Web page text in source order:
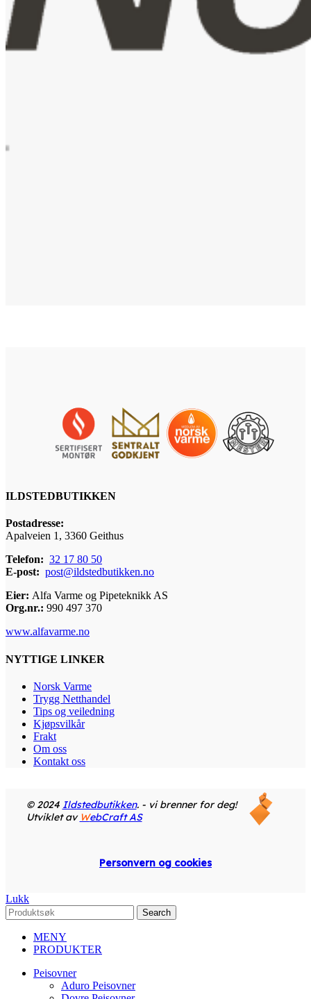
ILDSTEDBUTIKKEN
Postadresse:
Apalveien 1, 3360 Geithus
Telefon: 32 17 80 50
E-post: post@ildstedbutikken.no
Eier: Alfa Varme og Pipeteknikk AS
Org.nr.: 990 497 370
www.alfavarme.no
NYTTIGE LINKER
Norsk Varme
Trygg Netthandel
Tips og veiledning
Kjøpsvilkår
Frakt
Om oss
Kontakt oss
© 2024 Ildstedbutikken. - vi brenner for deg!
Utviklet av WebCraft AS
Personvern og cookies
Lukk
Search
MENY
PRODUKTER
Peisovner
Aduro Peisovner